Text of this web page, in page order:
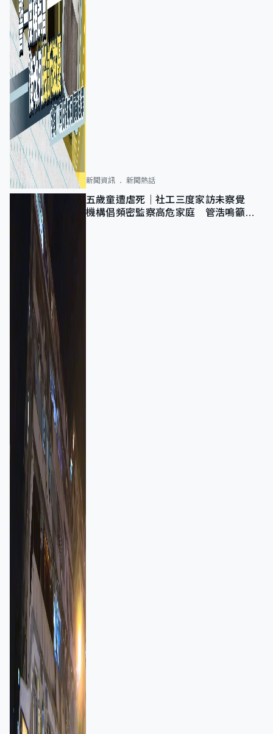
新聞資訊 新聞熱話
五歲童遭虐死｜社工三度家訪未察覺
機構倡頻密監察高危家庭 管浩鳴籲加